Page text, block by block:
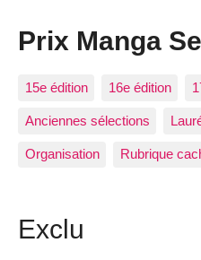
Prix Manga
15e édition 16e édition
Anciennes sélections
Organisation Rubrique
Exclu